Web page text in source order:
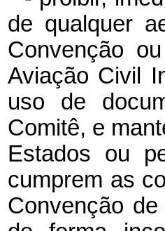
de qualquer
Convenção
Aviação Civil
uso de
Comitê, e
Estados ou
cumprem as
Convenção